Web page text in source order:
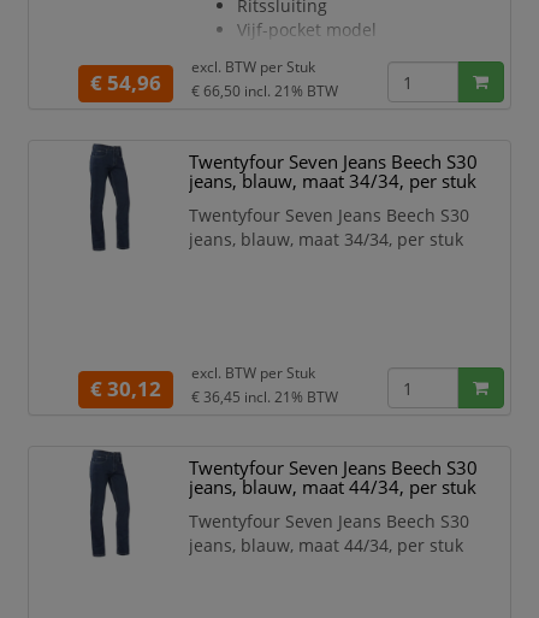
Ritssluiting
Vijf-pocket model
Lengtemaat: 32
€ 54,96
excl. BTW per Stuk
€ 66,50 incl. 21% BTW
Twentyfour Seven Jeans Beech S30
jeans, blauw, maat 34/34, per stuk
Twentyfour Seven Jeans Beech S30
jeans, blauw, maat 34/34, per stuk
€ 30,12
excl. BTW per Stuk
€ 36,45 incl. 21% BTW
Twentyfour Seven Jeans Beech S30
jeans, blauw, maat 44/34, per stuk
Twentyfour Seven Jeans Beech S30
jeans, blauw, maat 44/34, per stuk